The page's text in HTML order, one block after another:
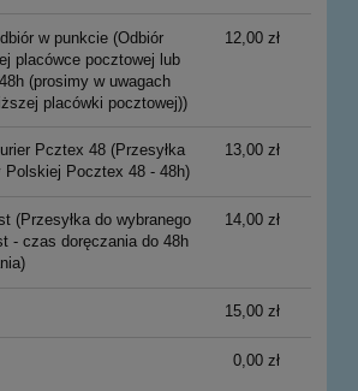
w punkcie(Odbiór
placówce pocztowej lub
(prosimy w uwagach
placówki pocztowej))
12,00 zł
Pcztex 48(Przesyłka
Polskiej Pocztex 48 - 48h)
13,00 zł
(Przesyłka do wybranego
- czas doręczania do 48h
14,00 zł
15,00 zł
0,00 zł